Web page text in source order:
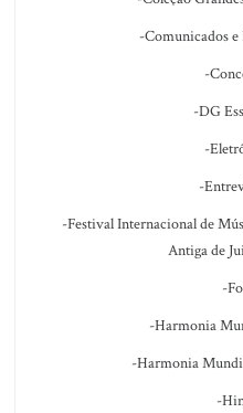
-Comunicados e
-
-DG
-
-
-Festival Internacional de
Antiga de
-
-Harmonia
-Harmonia
-